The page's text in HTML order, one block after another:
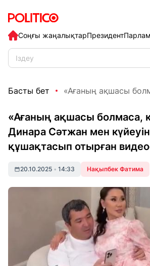
Соңғы жаңалықтарПрезидент
Басты бет «Ағаның ақшасы
«Ағаның ақшасы болмаса,
Динара Сәтжан мен
құшақтасып отырған
20.10.2025 • 14:33 Нақыпбек Фатима